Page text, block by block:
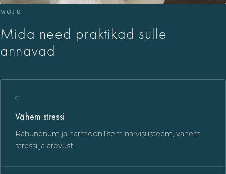
MÕJU
Mida need praktikad sulle
annavad
01
Vähem stressi
Rahunenum ja harmoonilisem närvisüsteem, vähem
stressi ja ärevust.